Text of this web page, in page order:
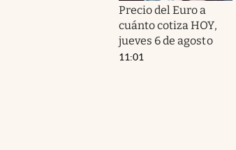
Precio del Euro a
cuánto cotiza HOY,
jueves 6 de agosto
11:01